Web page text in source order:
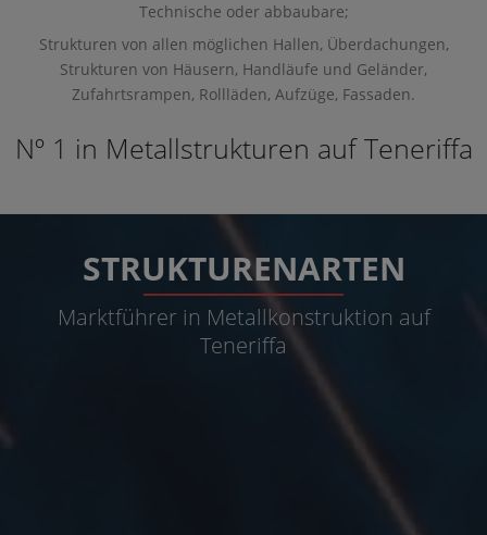
Technische oder abbaubare;
Strukturen von allen möglichen Hallen, Überdachungen,
Strukturen von Häusern, Handläufe und Geländer,
Zufahrtsrampen, Rollläden, Aufzüge, Fassaden.
Nº 1 in Metallstrukturen auf Teneriffa
STRUKTURENARTEN
Marktführer in Metallkonstruktion auf
Teneriffa